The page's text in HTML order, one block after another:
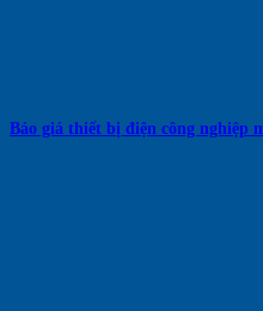
Báo giá thiết bị điện công nghiệp